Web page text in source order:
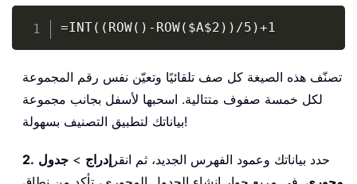
If Not IsEmpty(v(r, c
If IsNumeric
                        sumVal
=
                        cntVal
End
If
End
If
Next
If cntVal > 0
Then
=INT((ROW()-ROW($A$2))/5)+1
تصنّف هذه الصيغة كل صف تلقائيًا وتعيّن نفس رقم المجموعة
لكل خمسة صفوف متتالية. اسحبها لأسفل بجانب مجموعة
بياناتك لتطبيق التصنيف بسهولة!
2. حدد بياناتك وعمود الفهرس الجديد، ثم انقر إدراج > جدول